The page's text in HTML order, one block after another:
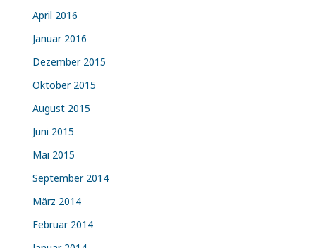
April 2016
Januar 2016
Dezember 2015
Oktober 2015
August 2015
Juni 2015
Mai 2015
September 2014
März 2014
Februar 2014